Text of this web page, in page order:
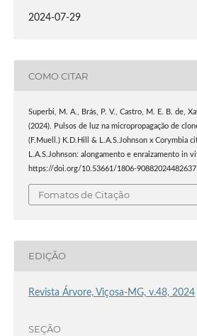
2024-07-29
COMO CITAR
Superbi, M. A., Brás, P. V., Castro, M. E. B. de,
(2024). Pulsos de luz na micropropagação de
(F.Muell.) K.D.Hill & L.A.S.Johnson x Corymbia
L.A.S.Johnson: alongamento e enraizamento in
https://doi.org/10.53661/1806-
Fomatos de Citação
EDIÇÃO
Revista Árvore, Viçosa-MG, v.48, 2024
SEÇÃO